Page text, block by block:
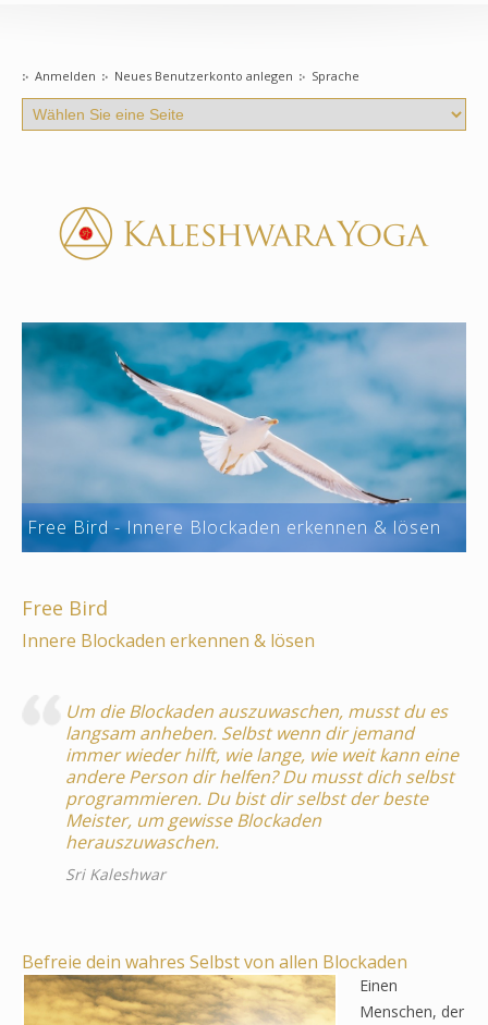
Anmelden Neues Benutzerkonto anlegen Sprache
Free Bird - Innere Blockaden erkennen & lösen
Free Bird
Innere Blockaden erkennen & lösen
Um die Blockaden auszuwaschen, musst du es
langsam anheben. Selbst wenn dir jemand
immer wieder hilft, wie lange, wie weit kann eine
andere Person dir helfen? Du musst dich selbst
programmieren. Du bist dir selbst der beste
Meister, um gewisse Blockaden
herauszuwaschen.
Sri Kaleshwar
Befreie dein wahres Selbst von allen Blockaden
Einen
Menschen, der